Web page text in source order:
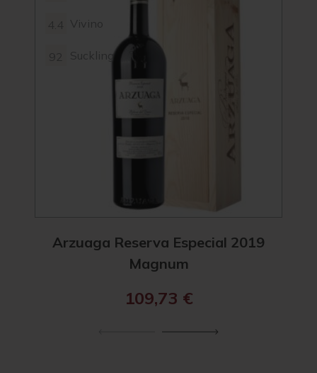
Vivino
Suckling
Arzuaga Reserva Especial 2019
Magnum
109,73 €